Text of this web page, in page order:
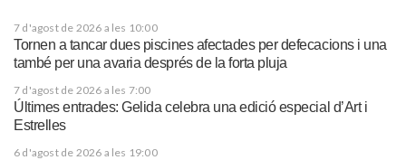
7 d'agost de 2026 a les 10:00
Tornen a tancar dues piscines afectades per defecacions i una
també per una avaria després de la forta pluja
7 d'agost de 2026 a les 7:00
Últimes entrades: Gelida celebra una edició especial d’Art i
Estrelles
6 d'agost de 2026 a les 19:00